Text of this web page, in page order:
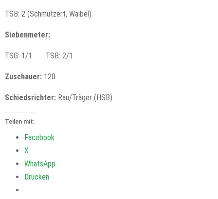
TSB: 2 (Schmutzert, Waibel)
Siebenmeter:
TSG: 1/1 TSB: 2/1
Zuschauer: 120
Schiedsrichter: Rau/Träger (HSB)
Teilen mit:
Facebook
X
WhatsApp
Drucken